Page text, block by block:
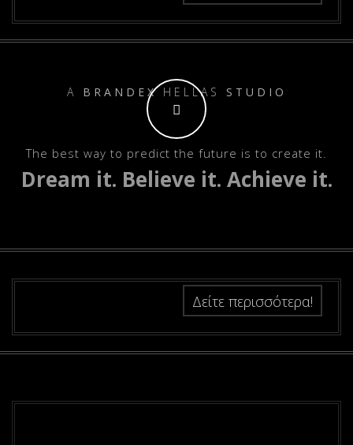
A BRANDEXHELLAS STUDIO
Τhe best way to predict the future is to create it.
Dream it. Believe it. Achieve it.
Δείτε περισσότερα!